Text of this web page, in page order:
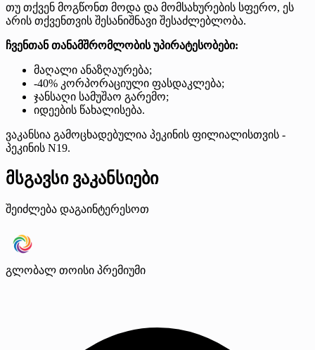
თუ თქვენ მოგწონთ მოდა და მომსახურების სფერო, ეს
არის თქვენთვის შესანიშნავი შესაძლებლობა.
ჩვენთან თანამშრომლობის უპირატესობები:
მაღალი ანაზღაურება;
-40% კორპორაციული ფასდაკლება;
ჯანსაღი სამუშაო გარემო;
იდეების წახალისება.
ვაკანსია გამოცხადებულია პეკინის ფილიალისთვის -
პეკინის N19.
მსგავსი ვაკანსიები
შეიძლება დაგაინტერესოთ
გლობალ თოისი პრემიუმი